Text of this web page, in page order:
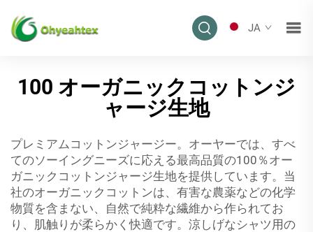
JA
100 オーガニックコットンジ
ャージ生地
プレミアムコットンジャージー。オーヤーでは、すべ
てのソーイングニーズに応える最高品質の100％オー
ガニックコットンジャージ生地を提供しています。当
社のオーガニックコットンは、有害な農薬などの化学
物質を含まない、自然で純粋な繊維から作られてお
り、肌触りが柔らかく快適です。涼しげなシャツ用の